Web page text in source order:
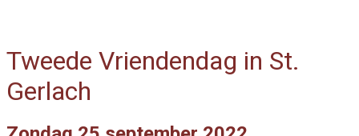
Tweede Vriendendag in St.
Gerlach